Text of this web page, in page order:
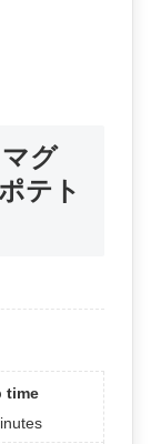
グ
テト
time